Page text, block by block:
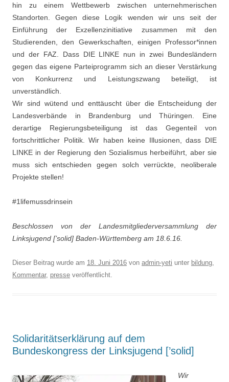
hin zu einem Wettbewerb zwischen unternehmerischen
Standorten. Gegen diese Logik wenden wir uns seit der
Einführung der Exzellenzinitiative zusammen mit den
Studierenden, den Gewerkschaften, einigen Professor*innen
und der FAZ. Dass DIE LINKE nun in zwei Bundesländern
gegen das eigene Parteiprogramm sich an dieser Verstärkung
von Konkurrenz und Leistungszwang beteiligt, ist
unverständlich.
Wir sind wütend und enttäuscht über die Entscheidung der
Landesverbände in Brandenburg und Thüringen. Eine
derartige Regierungsbeteiligung ist das Gegenteil von
fortschrittlicher Politik.Wir haben keine Illusionen, dass DIE
LINKE in der Regierung den Sozialismus herbeiführt, aber sie
muss sich entschieden gegen solch verrückte, neoliberale
Projekte stellen!
#1lifemussdrinsein
Beschlossen von der Landesmitgliederversammlung der
Linksjugend [’solid] Baden-Württemberg am 18.6.16.
Dieser Beitrag wurde am 18. Juni 2016 von admin-yeti unter bildung
Kommentar, presse veröffentlicht.
Solidaritätserklärung auf dem
Bundeskongress der Linksjugend [’solid]
Wir